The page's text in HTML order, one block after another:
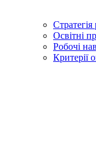
Освітні
Робочі
Критерії